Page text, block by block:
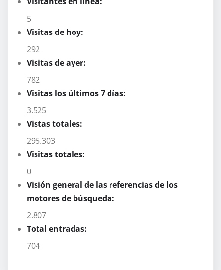
5
Visitas de hoy:
292
Visitas de ayer:
782
Visitas los últimos 7 días:
3.525
Vistas totales:
295.303
Visitas totales:
0
Visión general de las referencias de los
motores de búsqueda:
2.807
Total entradas:
704